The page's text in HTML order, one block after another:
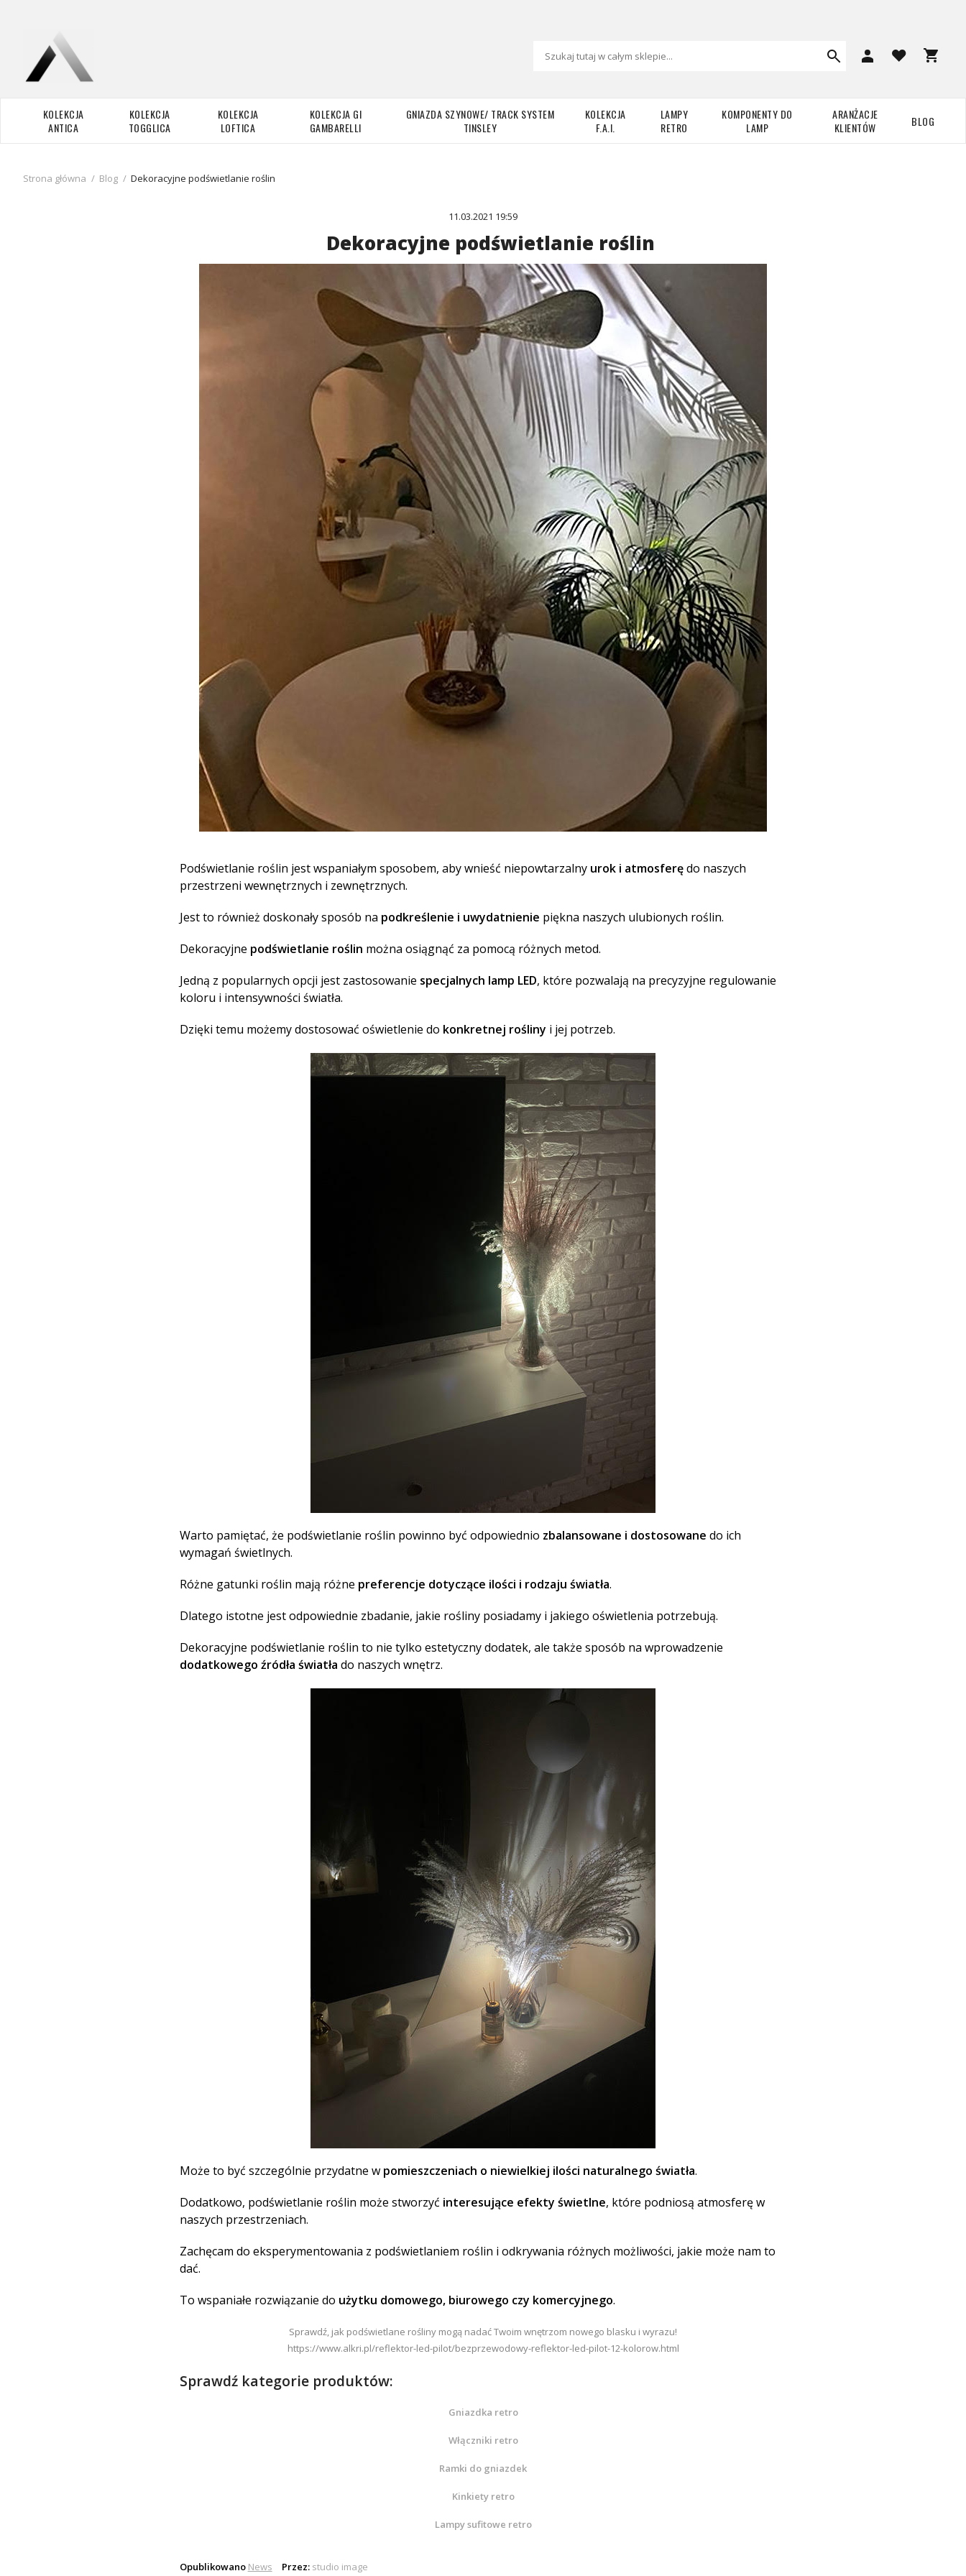
KOLEKCJA
ANTICA
KOLEKCJA
TOGGLICA
KOLEKCJA
LOFTICA
KOLEKCJA GI
GAMBARELLI
GNIAZDA SZYNOWE/ TRACK SYSTEM
TINSLEY
KOLEKCJA
F.A.I.
LAMPY
RETRO
KOMPONENTY DO
LAMP
ARANŻACJE
KLIENTÓW
BLOG
Strona główna / Blog / Dekoracyjne podświetlanie roślin
Dekoracyjne podświetlanie roślin
11.03.2021 19:59
Podświetlanie roślin jest wspaniałym sposobem, aby wnieść niepowtarzalny urok i atmosferędo naszych
przestrzeni wewnętrznych i zewnętrznych.
Jest to również doskonały sposób na podkreślenie i uwydatnienie piękna naszych ulubionych roślin.
Dekoracyjne podświetlanie roślin można osiągnąć za pomocą różnych metod.
Jedną z popularnych opcji jest zastosowanie specjalnych lamp LED, które pozwalają na precyzyjne regulowanie
koloru i intensywności światła.
Dzięki temu możemy dostosować oświetlenie do konkretnej rośliny i jej potrzeb.
Warto pamiętać, że podświetlanie roślin powinno być odpowiednio zbalansowane i dostosowane do ich
wymagań świetlnych.
Różne gatunki roślin mają różne preferencje dotyczące ilości i rodzaju światła.
Dlatego istotne jest odpowiednie zbadanie, jakie rośliny posiadamy i jakiego oświetlenia potrzebują.
Dekoracyjne podświetlanie roślin to nie tylko estetyczny dodatek, ale także sposób na wprowadzenie
dodatkowego źródła światła do naszych wnętrz.
Może to być szczególnie przydatne w pomieszczeniach o niewielkiej ilości naturalnego światła.
Dodatkowo, podświetlanie roślin może stworzyć interesujące efekty świetlne, które podniosą atmosferę w
naszych przestrzeniach.
Zachęcam do eksperymentowania z podświetlaniem roślin i odkrywania różnych możliwości, jakie może nam to
dać.
To wspaniałe rozwiązanie do użytku domowego, biurowego czy komercyjnego.
Sprawdź, jak podświetlane rośliny mogą nadać Twoim wnętrzom nowego blasku i wyrazu!
https://www.alkri.pl/reflektor-led-pilot/bezprzewodowy-reflektor-led-pilot-12-kolorow.html
Sprawdź kategorie produktów:
Gniazdka retro
Włączniki retro
Ramki do gniazdek
Kinkiety retro
Lampy sufitowe retro
Opublikowano News Przez: studio image